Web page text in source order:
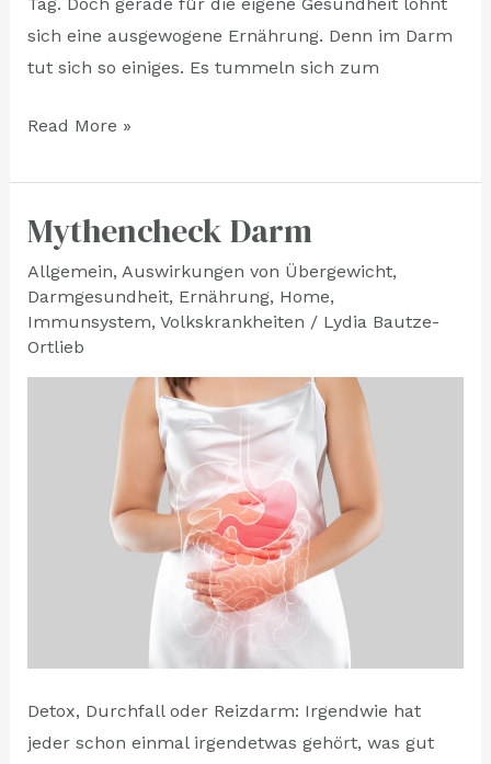
sich eine ausgewogene Ernährung. Denn im Darm
tut sich so einiges. Es tummeln sich zum
Read More »
Mythencheck Darm
Allgemein, Auswirkungen von Übergewicht,
Darmgesundheit, Ernährung, Home,
Immunsystem, Volkskrankheiten / Lydia Bautze-
Ortlieb
Detox, Durchfall oder Reizdarm: Irgendwie hat
jeder schon einmal irgendetwas gehört, was gut
Mythencheck
Darm